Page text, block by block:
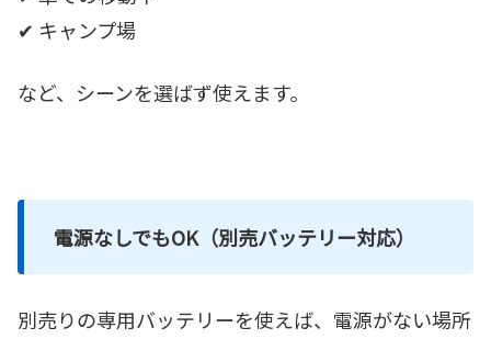
✔ キャンプ場
など、シーンを選ばず使えます。
電源なしでもOK（別売バッテリー対応）
別売りの専用バッテリーを使えば、電源がない場所